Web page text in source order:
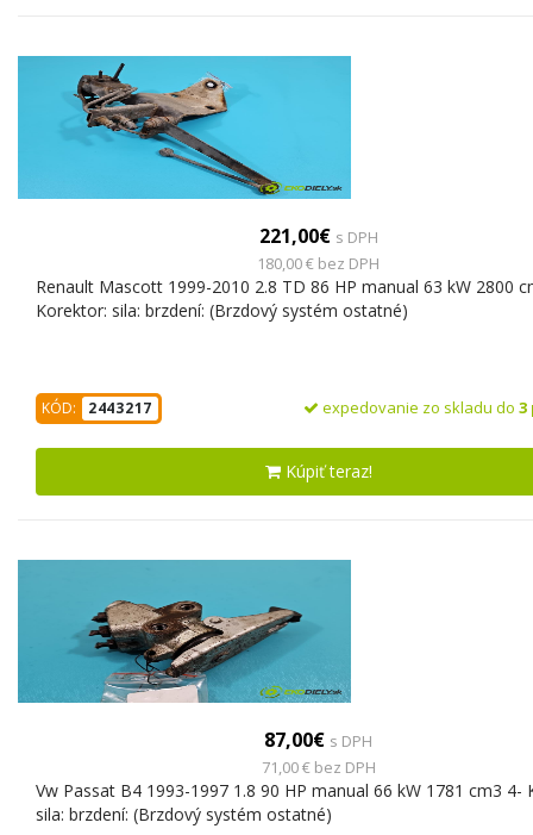
221,00€ s DPH
180,00 € bez DPH
Renault Mascott 1999-2010 2.8 TD 86 HP manual 63 kW 2800
Korektor: sila: brzdení: (Brzdový systém ostatné)
KÓD: 2443217 expedovanie zo skladu do 3
Kúpiť teraz!
87,00€ s DPH
71,00 € bez DPH
Vw Passat B4 1993-1997 1.8 90 HP manual 66 kW 1781 cm3 4-
sila: brzdení: (Brzdový systém ostatné)